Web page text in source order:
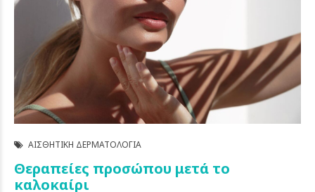
ΑΙΣΘΗΤΙΚΉ ΔΕΡΜΑΤΟΛΟΓΊΑ
Θεραπείες προσώπου μετά το
καλοκαίρι